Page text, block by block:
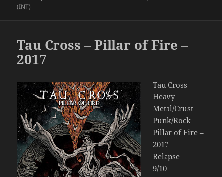
le
(INT)
Tau Cross – Pillar of Fire –
2017
Tau Cross –
Heavy
Metal/Crust
Punk/Rock
Pillar of Fire –
2017
Relapse
9/10